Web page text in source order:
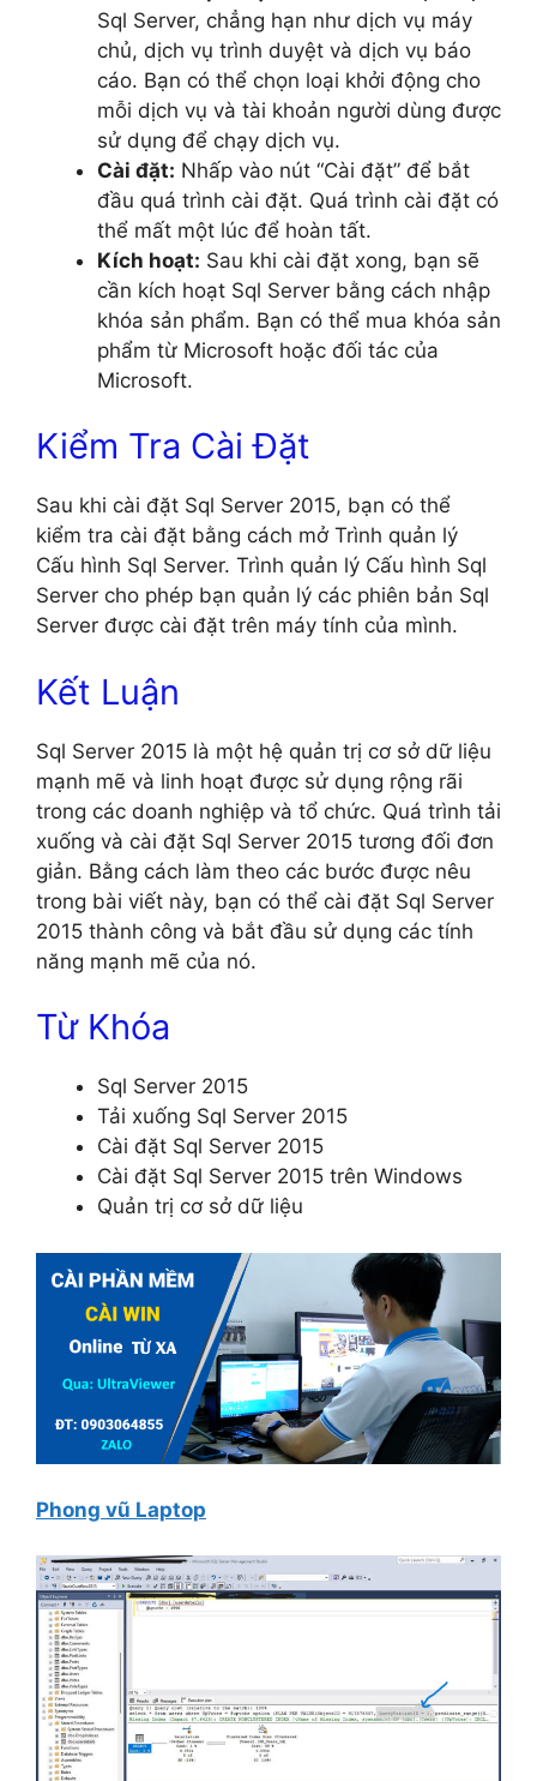
Sql Server, chẳng hạn như dịch vụ máy
chủ, dịch vụ trình duyệt và dịch vụ báo
cáo. Bạn có thể chọn loại khởi động cho
mỗi dịch vụ và tài khoản người dùng được
sử dụng để chạy dịch vụ.
Cài đặt: Nhấp vào nút “Cài đặt” để bắt
đầu quá trình cài đặt. Quá trình cài đặt có
thể mất một lúc để hoàn tất.
Kích hoạt: Sau khi cài đặt xong, bạn sẽ
cần kích hoạt Sql Server bằng cách nhập
khóa sản phẩm. Bạn có thể mua khóa sản
phẩm từ Microsoft hoặc đối tác của
Microsoft.
Kiểm Tra Cài Đặt
Sau khi cài đặt Sql Server 2015, bạn có thể
kiểm tra cài đặt bằng cách mở Trình quản lý
Cấu hình Sql Server. Trình quản lý Cấu hình Sql
Server cho phép bạn quản lý các phiên bản Sql
Server được cài đặt trên máy tính của mình.
Kết Luận
Sql Server 2015 là một hệ quản trị cơ sở dữ liệu
mạnh mẽ và linh hoạt được sử dụng rộng rãi
trong các doanh nghiệp và tổ chức. Quá trình tải
xuống và cài đặt Sql Server 2015 tương đối đơn
giản. Bằng cách làm theo các bước được nêu
trong bài viết này, bạn có thể cài đặt Sql Server
2015 thành công và bắt đầu sử dụng các tính
năng mạnh mẽ của nó.
Từ Khóa
Sql Server 2015
Tải xuống Sql Server 2015
Cài đặt Sql Server 2015
Cài đặt Sql Server 2015 trên Windows
Quản trị cơ sở dữ liệu
Phong vũ Laptop